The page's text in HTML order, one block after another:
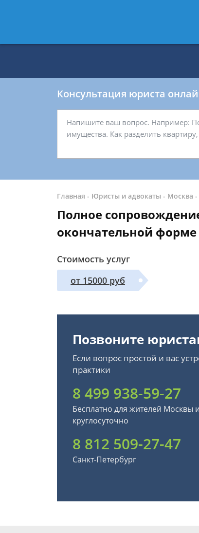
8 812
Консультация юриста
Главная - Юристы и адвокаты - Москва -
Полное
окончательной форме
Стоимость услуг
от 15000 руб
Позвоните
Если вопрос простой и вас
практики
8 499 938-59-27
Бесплатно для жителей
круглосуточно
8 812 509-27-47
Санкт-Петербург